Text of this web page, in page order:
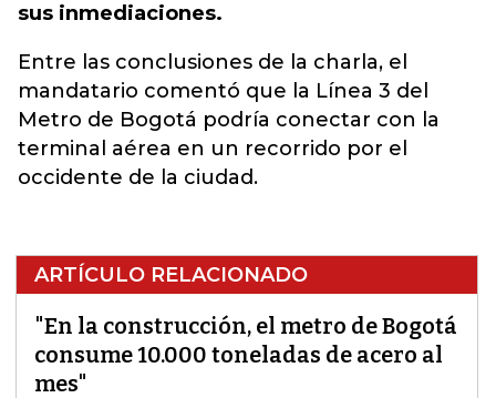
sus inmediaciones.
Entre las conclusiones de la charla, el
mandatario comentó que la Línea 3 del
Metro de Bogotá podría conectar con la
terminal aérea en un recorrido por el
occidente de la ciudad.
ARTÍCULO RELACIONADO
"En la construcción, el metro de Bogotá
consume 10.000 toneladas de acero al
mes"